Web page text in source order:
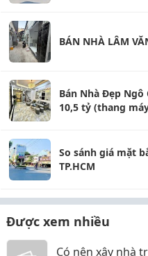
BÁN NHÀ LÂM
Bán Nhà Đẹp Ngô
10,5 tỷ (thang
So sánh giá mặt
TP.HCM
Được xem nhiều
Có nên xây nhà